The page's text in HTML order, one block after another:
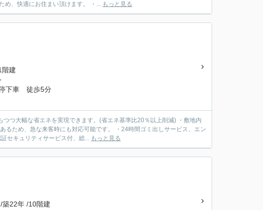
め、快適にお住まい頂けます。 ・... もっと見る
建
下車 徒歩5分
つ大幅な省エネを実現できます。(省エネ基準比20％以上削減) ・敷地内
ため、急な来客時にも対応可能です。 ・24時間ゴミ出しサービス、エン
セキュリティサービス付、総... もっと見る
22年 /10階建